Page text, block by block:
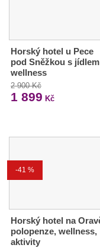
Horský hotel u Pece
pod Sněžkou s
wellness
2 900 Kč
1 899 Kč
-41 %
Horský hotel na
polopenze, wellness,
aktivity